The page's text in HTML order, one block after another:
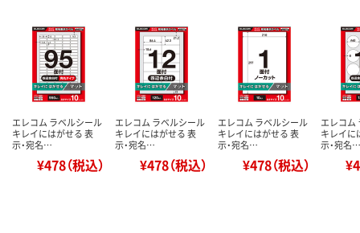
エレコム ラベルシール
キレイにはがせる 表
示・宛名…
¥478（税込）
エレコム ラベルシール
キレイにはがせる 表
示・宛名…
¥478（税込）
エレコム ラベルシール
キレイにはがせる 表
示・宛名…
¥478（税込）
エレコム
キレイに
示・宛名…